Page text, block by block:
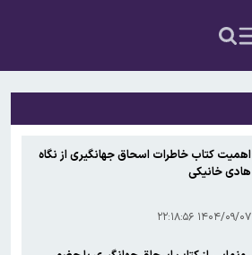
اهمیت کتاب خاطرات اسحاق جهانگیری از نگاه
هادی خانیکی
۱۴۰۴/۰۹/۰۷ ۲۲:۱۸:۵۶